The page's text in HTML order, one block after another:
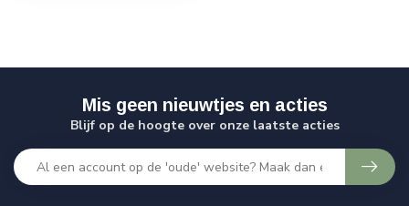
Mis geen nieuwtjes en acties
Blijf op de hoogte over onze laatste acties